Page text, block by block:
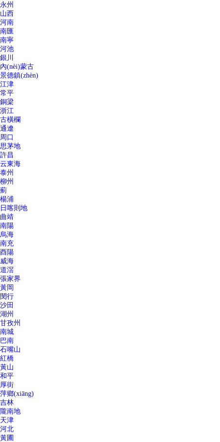
永州
山西
河南
南匯
南寧
河池
銀川
內(nèi)蒙古
景德鎮(zhèn)
江津
常平
銅梁
浙江
古橫欄
通遼
周口
思茅地
許昌
云東海
泰州
柳州
薊
楊浦
日喀則地
曲靖
南陽
烏海
南充
酉陽
威海
道滘
張家界
黃岡
閔行
沙田
湖州
甘孜州
南城
巴南
石嘴山
紅橋
黃山
和平
厚街
萍鄉(xiāng)
吉林
隴南地
天津
河北
黃圃